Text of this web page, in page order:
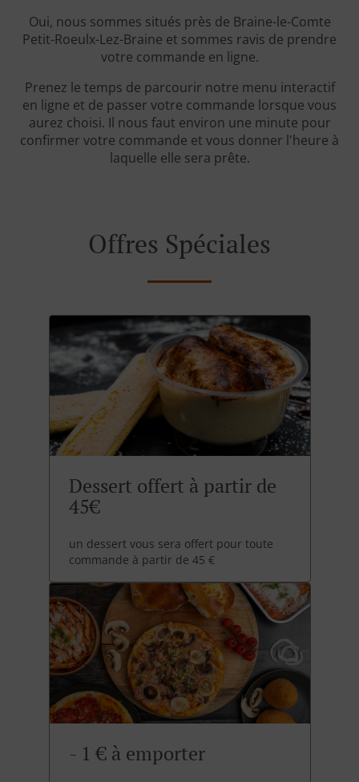
Oui, nous sommes situés près de Braine-le-Comte
Petit-Roeulx-Lez-Braine et sommes ravis de prendre
votre commande en ligne.
Prenez le temps de parcourir notre menu interactif
en ligne et de passer votre commande lorsque vous
aurez choisi. Il nous faut environ une minute pour
confirmer votre commande et vous donner l'heure à
laquelle elle sera prête.
Offres Spéciales
Dessert offert à partir de
45€
un dessert vous sera offert pour toute
commande à partir de 45 €
- 1 € à emporter